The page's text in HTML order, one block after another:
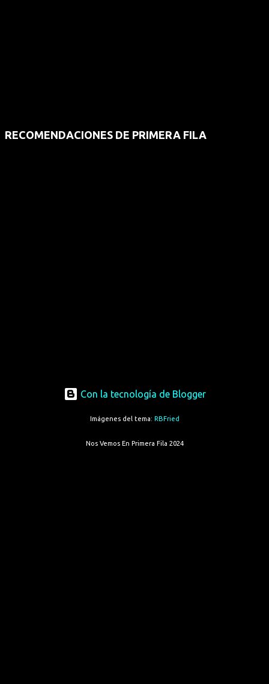
RECOMENDACIONES DE PRIMERA FILA
Con la tecnología de Blogger
Imágenes del tema: RBFried
Nos Vemos En Primera Fila 2024